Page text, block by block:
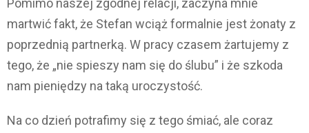
Pomimo naszej zgodnej relacji, zaczyna mnie
martwić fakt, że Stefan wciąż formalnie jest żonaty z
poprzednią partnerką. W pracy czasem żartujemy z
tego, że „nie spieszy nam się do ślubu” i że szkoda
nam pieniędzy na taką uroczystość.
Na co dzień potrafimy się z tego śmiać, ale coraz